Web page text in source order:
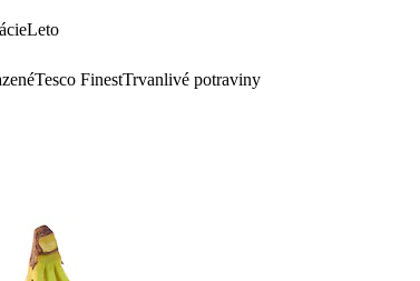
Leto
Tesco FinestTrvanlivé potraviny